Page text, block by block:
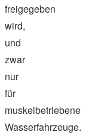
freigegeben
wird,
und
zwar
nur
für
muskelbetriebene
Wasserfahrzeuge.